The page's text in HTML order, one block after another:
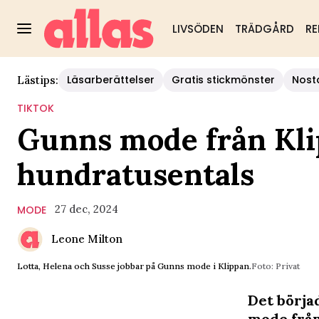
LIVSÖDEN TRÄDGÅRD
Lästips: Läsarberättelser Gratis stickmönster
TIKTOK
Gunns mode från
hundratusentals
MODE 27 dec, 2024
Leone Milton
Lotta, Helena och Susse jobbar på Gunns mode i Klippan.Foto: Privat
Det